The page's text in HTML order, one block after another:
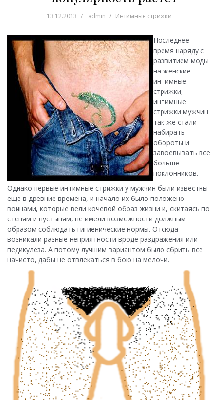
13.12.2013 admin Интимные стрижки
Последнее
время наряду с
развитием моды
на женские
интимные
стрижки,
интимные
стрижки мужчин
так же стали
набирать
обороты и
завоевывать все
больше
поклонников.
Однако первые интимные стрижки у мужчин были известны
еще в древние времена, и начало их было положено
воинами, которые вели кочевой образ жизни и, скитаясь по
степям и пустыням, не имели возможности должным
образом соблюдать гигиенические нормы. Отсюда
возникали разные неприятности вроде раздражения или
педикулеза. А потому лучшим вариантом было сбрить все
начисто, дабы не отвлекаться в бою на мелочи.